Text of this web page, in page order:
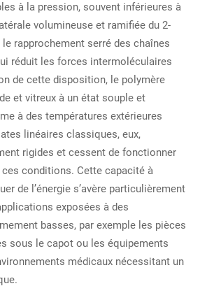
à la pression, souvent inférieures à
volumineuse et ramifiée du 2-
rapprochement serré des chaînes
réduit les forces intermoléculaires
de cette disposition, le polymère
et vitreux à un état souple et
à des températures extérieures
linéaires classiques, eux,
rigides et cessent de fonctionner
conditions. Cette capacité à
de l’énergie s’avère particulièrement
exposées à des
basses, par exemple les pièces
sous le capot ou les équipements
médicaux nécessitant un